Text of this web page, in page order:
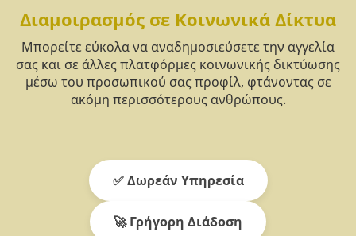
Διαμοιρασμός σε Κοινωνικά Δίκτυα
Μπορείτε εύκολα να αναδημοσιεύσετε την αγγελία
σας και σε άλλες πλατφόρμες κοινωνικής δικτύωσης
μέσω του προσωπικού σας προφίλ, φτάνοντας σε
ακόμη περισσότερους ανθρώπους.
✅ Δωρεάν Υπηρεσία
🚀 Γρήγορη Διάδοση